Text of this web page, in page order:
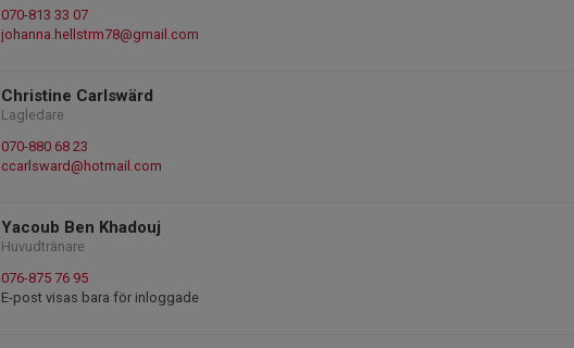
070-813 33 07
johanna.hellstrm78@gmail.com
Christine Carlswärd
Lagledare
070-880 68 23
ccarlsward@hotmail.com
Yacoub Ben Khadouj
Huvudtränare
076-875 76 95
E-post visas bara för inloggade